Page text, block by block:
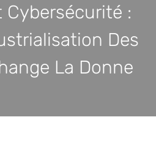
Cybersécurité :
Des
La Donne